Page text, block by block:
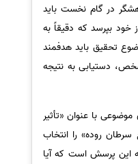
در گام نخست باید
بپرسد که دقیقاً به
تحقیق باید هدفمند
دستیابی به نتیجه
با عنوان «تأثیر
روده» را انتخاب
این پرسش است که آیا